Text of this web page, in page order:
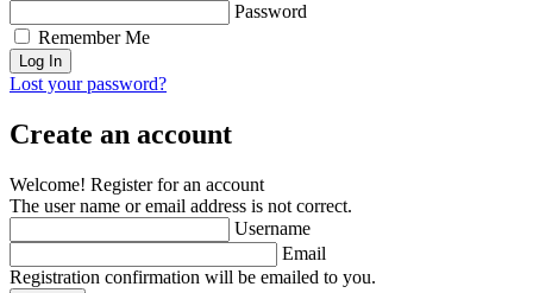
Password
Remember Me
Lost your password?
Create an account
Welcome! Register for an account
The user name or email address is not correct.
Username
Email
Registration confirmation will be emailed to you.